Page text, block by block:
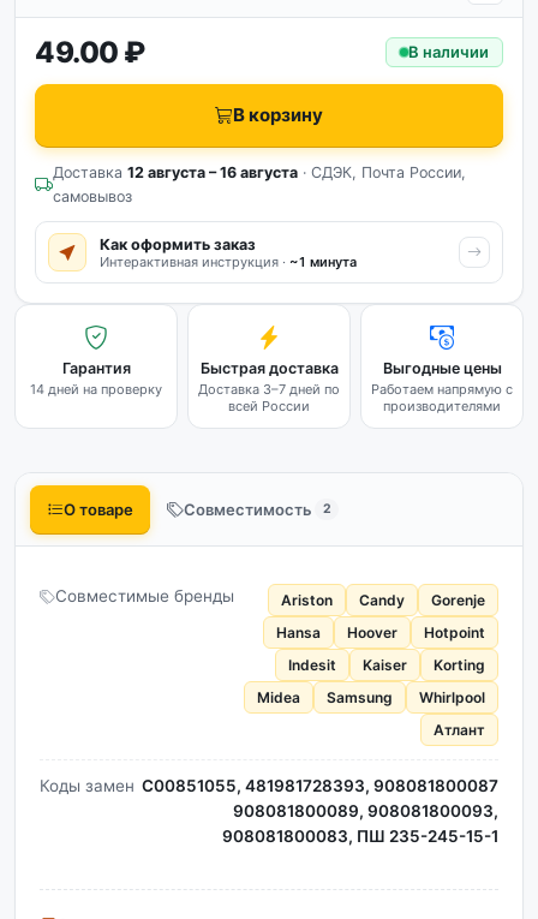
49.00 ₽ В наличии
В корзину
Доставка 12 августа – 16 августа · СДЭК, Почта России,
самовывоз
Как оформить заказ
Интерактивная инструкция · ~1 минута
Гарантия
14 дней на проверку
Быстрая доставка
Доставка 3–7 дней по
всей России
Выгодные цены
Работаем напрямую с
производителями
О товаре Совместимость 2
Совместимые бренды Ariston Candy
Gorenje
Hansa
Hoover
Hotpoint
Indesit
Kaiser
Korting
Midea
Samsung
Whirlpool
Атлант
Коды замен C00851055, 481981728393, 908081800087
908081800089, 908081800093,
908081800083, ПШ 235-245-15-1